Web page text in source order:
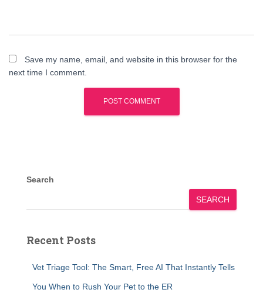
Save my name, email, and website in this browser for the
next time I comment.
Search
SEARCH
Recent Posts
Vet Triage Tool: The Smart, Free AI That Instantly Tells
You When to Rush Your Pet to the ER